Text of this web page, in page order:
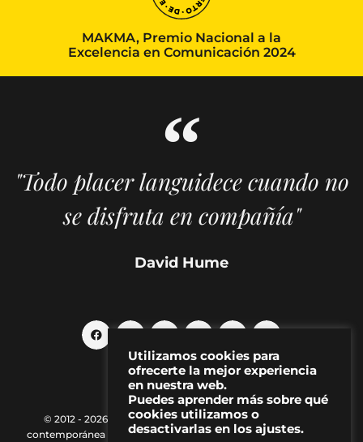
MAKMA, Premio Nacional a la
Excelencia en Comunicación 2024
"Todo placer languidece cuando no
se disfruta en compañía"
David Hume
© 2012 - 2026 MAKMA | Revista de artes visuales y cultura
contemporánea |
Política de Privacidad| Aviso Legal|Contacto
Utilizamos cookies para
ofrecerte la mejor experiencia
en nuestra web.
Puedes aprender más sobre qué
cookies utilizamos o
desactivarlas en los ajustes.